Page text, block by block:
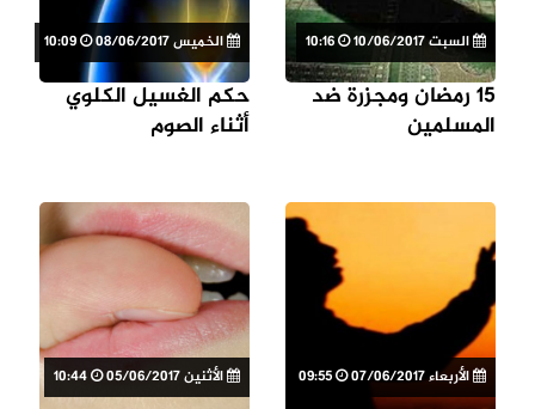
السبت 10/06/2017
15 رمضان ومجزرة ضد
المسلمين
الخميس 08/06/2017
حكم الغسيل الكلوي
أثناء الصوم
الأربعاء 07/06/2017 الأثنين 05/06/2017